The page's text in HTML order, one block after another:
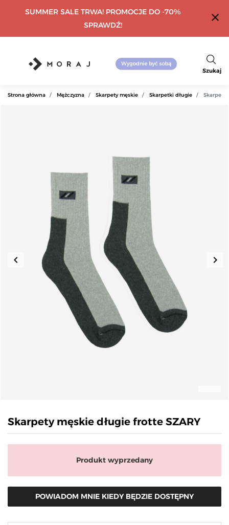
SUMMER SALE TRWA! PROMOCJE DO -70%
SPRAWDŹ!
close
Szukaj
Strona główna Mężczyzna Skarpety męskie Skarpetki długie Skarpety
Poprzedni
keyboard_arrow_left keyboard_arrow_right
Skarpety męskie długie frotte SZARY
Produkt wyprzedany
POWIADOM MNIE KIEDY BĘDZIE DOSTĘPNY